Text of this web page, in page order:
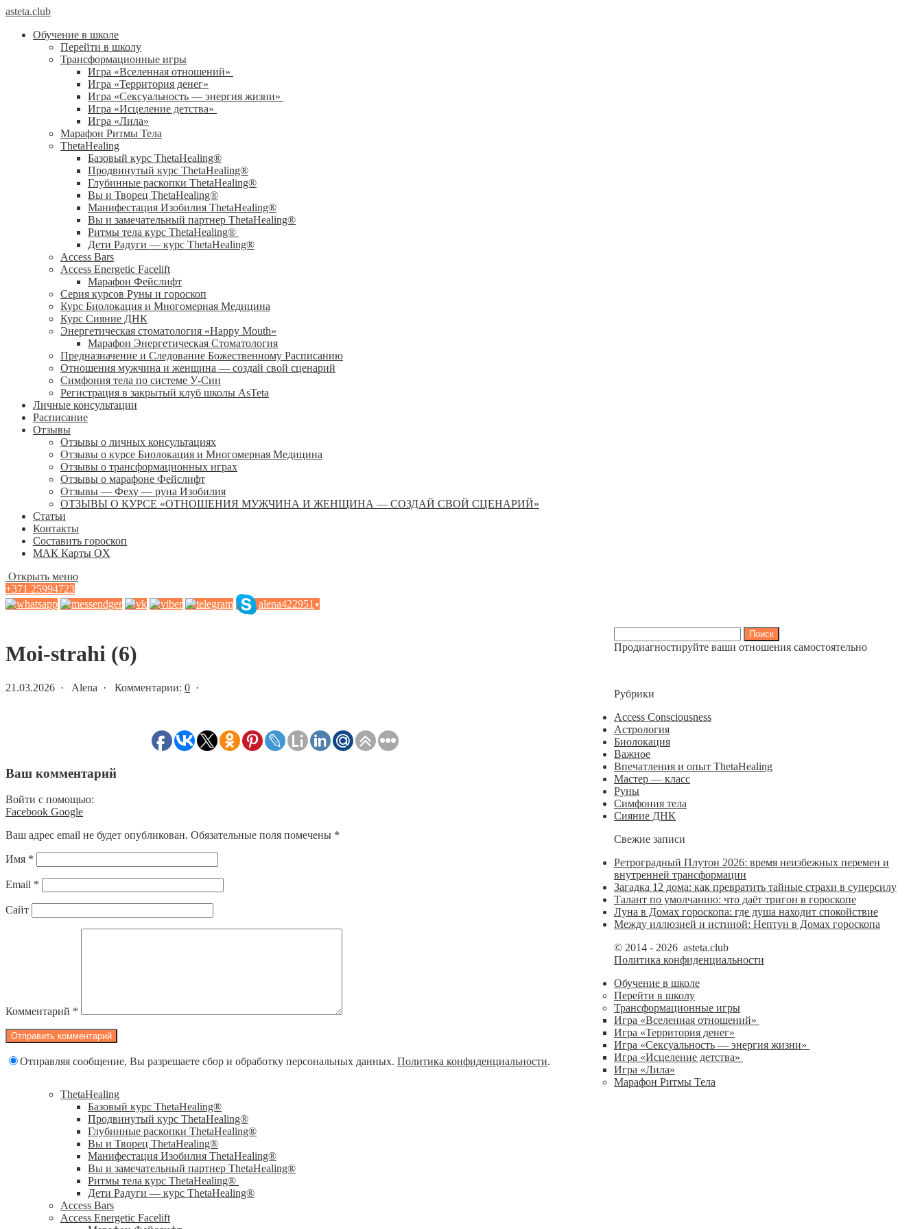
asteta.club
Обучение в школе
Перейти в школу
Трансформационные игры
Игра «Вселенная отношений»
Игра «Территория денег»
Игра «Сексуальность — энергия жизни»
Игра «Исцеление детства»
Игра «Лила»
Марафон Ритмы Тела
ThetaHealing
Базовый курс ThetaHealing®
Продвинутый курс ThetaHealing®
Глубинные раскопки ThetaHealing®
Вы и Творец ThetaHealing®
Манифестация Изобилия ThetaHealing®
Вы и замечательный партнер ThetaHealing®
Ритмы тела курс ThetaHealing®
Дети Радуги — курс ThetaHealing®
Access Bars
Access Energetic Facelift
Марафон Фейслифт
Серия курсов Руны и гороскоп
Курс Биолокация и Многомерная Медицина
Курс Сияние ДНК
Энергетическая стоматология «Happy Mouth»
Марафон Энергетическая Cтоматология
Предназначение и Следование Божественному Расписанию
Отношения мужчина и женщина — создай свой сценарий
Симфония тела по системе У-Син
Регистрация в закрытый клуб школы AsTeta
Личные консультации
Расписание
Отзывы
Отзывы о личных консультациях
Отзывы о курсе Биолокация и Многомерная Медицина
Отзывы о трансформационных играх
Отзывы о марафоне Фейслифт
Отзывы — Феху — руна Изобилия
ОТЗЫВЫ О КУРСЕ «ОТНОШЕНИЯ МУЖЧИНА И ЖЕНЩИНА — СОЗДАЙ СВОЙ СЦЕНАРИЙ»
Статьи
Контакты
Составить гороскоп
МАК Карты OХ
Открыть меню
+371 25994723
alena422951 ▾
Moi-strahi (6)
21.03.2026 · Alena · Комментарии: 0 ·
Ваш комментарий
Войти с помощью:
Facebook Google
Ваш адрес email не будет опубликован. Обязательные поля помечены *
Имя *
Email *
Сайт
Комментарий *
Отправляя сообщение, Вы разрешаете сбор и обработку персональных данных. Политика конфиденциальности.
Продиагностируйте ваши отношения самостоятельно
Рубрики
Access Consciousness
Астрология
Биолокация
Важное
Впечатления и опыт ThetaHealing
Мастер — класс
Руны
Симфония тела
Сияние ДНК
Свежие записи
Ретроградный Плутон 2026: время неизбежных перемен и
внутренней трансформации
Загадка 12 дома: как превратить тайные страхи в суперсилу
Талант по умолчанию: что даёт тригон в гороскопе
Луна в Домах гороскопа: где душа находит спокойствие
Между иллюзией и истиной: Нептун в Домах гороскопа
© 2014 - 2026 asteta.club
Политика конфиденциальности
Обучение в школе
Перейти в школу
Трансформационные игры
Игра «Вселенная отношений»
Игра «Территория денег»
Игра «Сексуальность — энергия жизни»
Игра «Исцеление детства»
Игра «Лила»
Марафон Ритмы Тела
ThetaHealing
Базовый курс ThetaHealing®
Продвинутый курс ThetaHealing®
Глубинные раскопки ThetaHealing®
Вы и Творец ThetaHealing®
Манифестация Изобилия ThetaHealing®
Вы и замечательный партнер ThetaHealing®
Ритмы тела курс ThetaHealing®
Дети Радуги — курс ThetaHealing®
Access Bars
Access Energetic Facelift